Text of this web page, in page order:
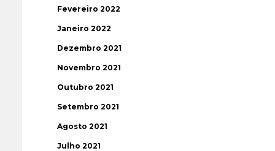
Fevereiro 2022
Janeiro 2022
Dezembro 2021
Novembro 2021
Outubro 2021
Setembro 2021
Agosto 2021
Julho 2021